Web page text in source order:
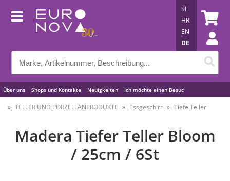
Über uns Shops und Kontakte Neuigkeiten Ich möchte einen Besuc
Nützliche Tipps
SL
HR
EN
DE
TELLER UND PORZELLANPRODUKTE Essgeschirr Tiefe Teller
Madera Tiefer Teller Bloom
/ 25cm / 6St